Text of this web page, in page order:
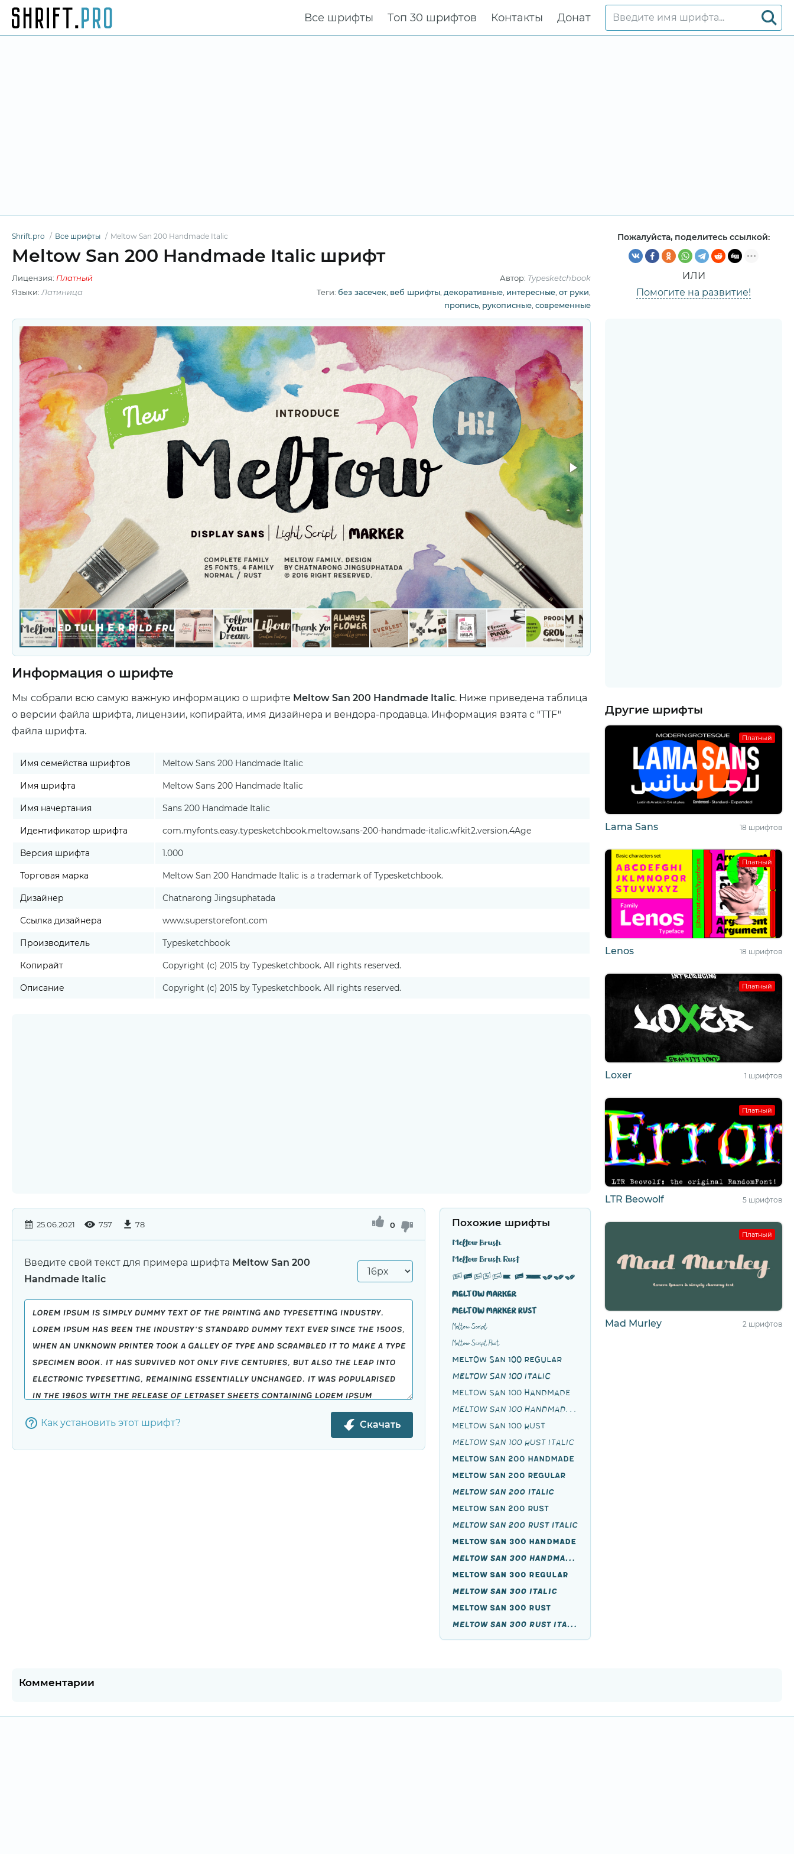
Все шрифты Топ 30 шрифтов Контакты Донат
Shrift.pro Все шрифты Meltow San 200 Handmade Italic
Meltow San 200 Handmade Italic шрифт
Лицензия: Платный Автор: Typesketchbook
Языки: Латиница Теги: без засечек веб шрифты декоративные интересные от руки
пропись рукописные современные
Пожалуйста, поделитесь ссылкой:
ИЛИ
Помогите на развитие!
Информация о шрифте
Мы собрали всю самую важную информацию о шрифте Meltow San 200 Handmade Italic. Ниже приведена таблица
о версии файла шрифта, лицензии, копирайта, имя дизайнера и вендора-продавца. Информация взята с "TTF"
файла шрифта.
Имя семейства шрифтов Meltow Sans 200 Handmade Italic
Имя шрифта Meltow Sans 200 Handmade Italic
Имя начертания Sans 200 Handmade Italic
Идентификатор шрифта com.myfonts.easy.typesketchbook.meltow.sans-200-handmade-italic.wfkit2.version.4Age
Версия шрифта 1.000
Торговая марка Meltow San 200 Handmade Italic is a trademark of Typesketchbook.
Дизайнер Chatnarong Jingsuphatada
Ссылка дизайнера www.superstorefont.com
Производитель Typesketchbook
Копирайт Copyright (c) 2015 by Typesketchbook. All rights reserved.
Описание Copyright (c) 2015 by Typesketchbook. All rights reserved.
25.06.2021 757 78 0
Введите свой текст для примера шрифта Meltow San 200
Handmade Italic
Как установить этот шрифт? Скачать
Похожие шрифты
Meltow Brush
Meltow Brush Rust
Meltow Extras
Meltow Marker
Meltow Marker Rust
Meltow Script
Meltow Script Rust
Meltow San 100 Regular
Meltow San 100 Italic
Meltow San 100 Handmade
Meltow San 100 Handmade Italic
Meltow San 100 Rust
Meltow San 100 Rust Italic
Meltow San 200 Handmade
Meltow San 200 Regular
Meltow San 200 Italic
Meltow San 200 Rust
Meltow San 200 Rust Italic
Meltow San 300 Handmade
Meltow San 300 Handmade Italic
Meltow San 300 Regular
Meltow San 300 Italic
Meltow San 300 Rust
Meltow San 300 Rust Italic
Другие шрифты
Платный
Lama Sans 18 шрифтов
Платный
Lenos 18 шрифтов
Платный
Loxer 1 шрифтов
Платный
LTR Beowolf 5 шрифтов
Платный
Mad Murley 2 шрифтов
Комментарии